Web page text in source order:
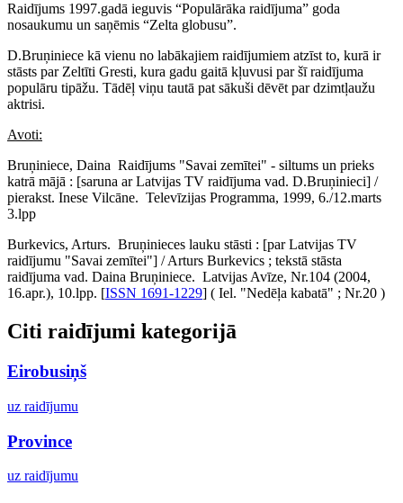
Raidījums 1997.gadā ieguvis “Populārāka raidījuma” goda
nosaukumu un saņēmis “Zelta globusu”.
D.Bruņiniece kā vienu no labākajiem raidījumiem atzīst to, kurā ir
stāsts par Zeltīti Gresti, kura gadu gaitā kļuvusi par šī raidījuma
populāru tipāžu. Tādēļ viņu tautā pat sākuši dēvēt par dzimtļaužu
aktrisi.
Avoti:
Bruņiniece, Daina Raidījums "Savai zemītei" - siltums un prieks
katrā mājā : [saruna ar Latvijas TV raidījuma vad. D.Bruņinieci] /
pierakst. Inese Vilcāne. Televīzijas Programma, 1999, 6./12.marts
3.lpp
Burkevics, Arturs. Bruņinieces lauku stāsti : [par Latvijas TV
raidījumu "Savai zemītei"] / Arturs Burkevics ; tekstā stāsta
raidījuma vad. Daina Bruņiniece. Latvijas Avīze, Nr.104 (2004,
16.apr.), 10.lpp. [ISSN 1691-1229] ( Iel. "Nedēļa kabatā" ; Nr.20 )
Citi raidījumi kategorijā
Eirobusiņš
uz raidījumu
Province
uz raidījumu